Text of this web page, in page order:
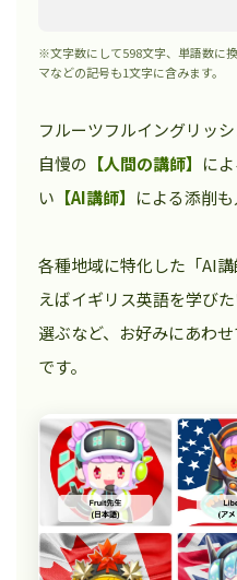
※文字数にして598文字、単語数に
マなどの記号も1文字に含みます。
フルーツフルイングリッ
自慢の 【人間の講師】 に
い 【AI講師】 による添削も
各種地域に特化した「AI
えばイギリス英語を学び
選ぶなど、お好みにあわ
です。